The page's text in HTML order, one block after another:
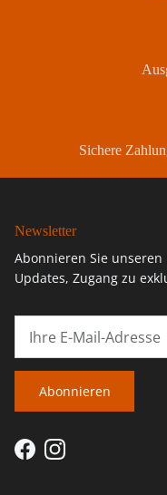
Sichere
Newsletter
Abonnieren Sie
Updates, Zugang zu
Abonnieren
FacebookInstagram